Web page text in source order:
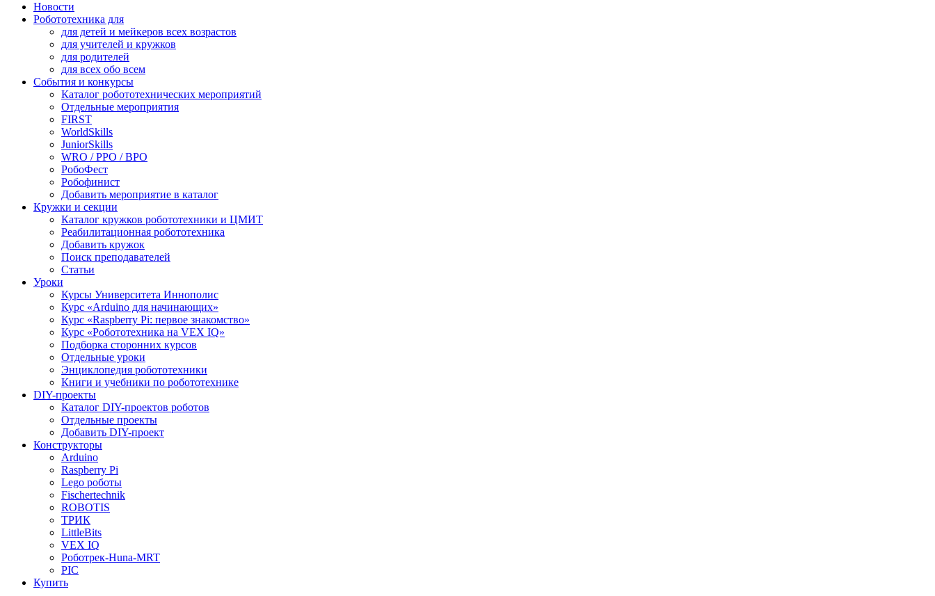
Новости
Робототехника для
для детей и мейкеров всех возрастов
для учителей и кружков
для родителей
для всех обо всем
События и конкурсы
Каталог робототехнических мероприятий
Отдельные мероприятия
FIRST
WorldSkills
JuniorSkills
WRO / РРО / ВРО
РобоФест
Робофинист
Добавить мероприятие в каталог
Кружки и секции
Каталог кружков робототехники и ЦМИТ
Реабилитационная робототехника
Добавить кружок
Поиск преподавателей
Статьи
Уроки
Курсы Университета Иннополис
Курс «Arduino для начинающих»
Курс «Raspberry Pi: первое знакомство»
Курс «Робототехника на VEX IQ»
Подборка сторонних курсов
Отдельные уроки
Энциклопедия робототехники
Книги и учебники по робототехнике
DIY-проекты
Каталог DIY-проектов роботов
Отдельные проекты
Добавить DIY-проект
Конструкторы
Arduino
Raspberry Pi
Lego роботы
Fischertechnik
ROBOTIS
ТРИК
LittleBits
VEX IQ
Роботрек-Huna-MRT
PIC
Купить